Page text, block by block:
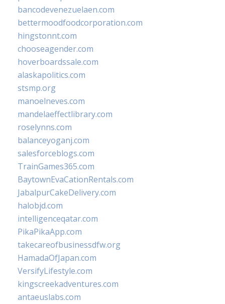
bancodevenezuelaen.com
bettermoodfoodcorporation.com
hingstonnt.com
chooseagender.com
hoverboardssale.com
alaskapolitics.com
stsmp.org
manoelneves.com
mandelaeffectlibrary.com
roselynns.com
balanceyoganj.com
salesforceblogs.com
TrainGames365.com
BaytownEvaCationRentals.com
JabalpurCakeDelivery.com
halobjd.com
intelligenceqatar.com
PikaPikaApp.com
takecareofbusinessdfw.org
HamadaOfJapan.com
VersifyLifestyle.com
kingscreekadventures.com
antaeuslabs.com